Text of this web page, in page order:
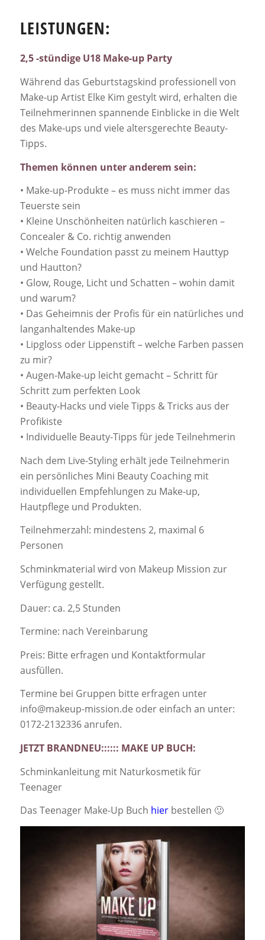
LEISTUNGEN:
2,5 -stündige U18 Make-up Party
Während das Geburtstagskind professionell von
Make-up Artist Elke Kim gestylt wird, erhalten die
Teilnehmerinnen spannende Einblicke in die Welt
des Make-ups und viele altersgerechte Beauty-
Tipps.
Themen können unter anderem sein:
• Make-up-Produkte – es muss nicht immer das
Teuerste sein
• Kleine Unschönheiten natürlich kaschieren –
Concealer & Co. richtig anwenden
• Welche Foundation passt zu meinem Hauttyp
und Hautton?
• Glow, Rouge, Licht und Schatten – wohin damit
und warum?
• Das Geheimnis der Profis für ein natürliches und
langanhaltendes Make-up
• Lipgloss oder Lippenstift – welche Farben passen
zu mir?
• Augen-Make-up leicht gemacht – Schritt für
Schritt zum perfekten Look
• Beauty-Hacks und viele Tipps & Tricks aus der
Profikiste
• Individuelle Beauty-Tipps für jede Teilnehmerin
Nach dem Live-Styling erhält jede Teilnehmerin
ein persönliches Mini Beauty Coaching mit
individuellen Empfehlungen zu Make-up,
Hautpflege und Produkten.
Teilnehmerzahl: mindestens 2, maximal 6
Personen
Schminkmaterial wird von Makeup Mission zur
Verfügung gestellt.
Dauer: ca. 2,5 Stunden
Termine: nach Vereinbarung
Preis: Bitte erfragen und Kontaktformular
ausfüllen.
Termine bei Gruppen bitte erfragen unter
info@makeup-mission.de oder einfach an unter:
0172-2132336 anrufen.
JETZT BRANDNEU:::::: MAKE UP BUCH:
Schminkanleitung mit Naturkosmetik für
Teenager
Das Teenager Make-Up Buch hier bestellen 🙂